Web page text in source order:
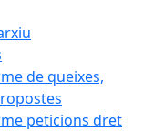
de queixes,
peticions dret